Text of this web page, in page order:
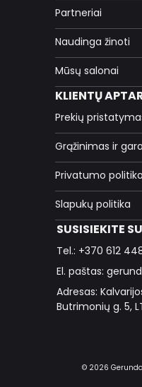
Partneriai
Naudinga žinoti
Mūsų salonai
KLIENTŲ
Prekių
Grąžinimas ir
Privatumo politika
Slapukų politika
SUSISIEKITE
Tel.: +370 612
El. paštas:
Adresas:
Butrimonių g. 5,
© 2026